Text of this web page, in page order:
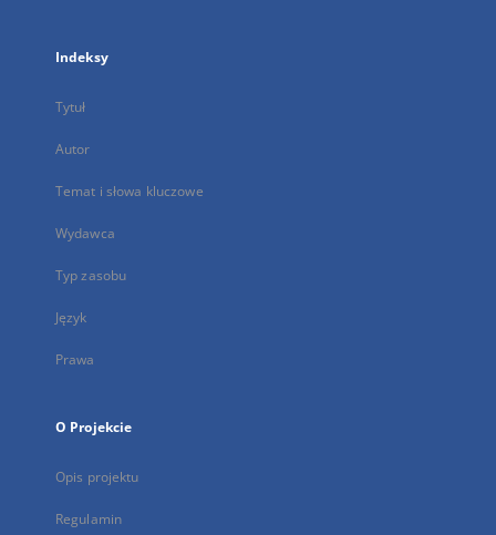
Indeksy
Tytuł
Autor
Temat i słowa kluczowe
Wydawca
Typ zasobu
Język
Prawa
O Projekcie
Opis projektu
Regulamin